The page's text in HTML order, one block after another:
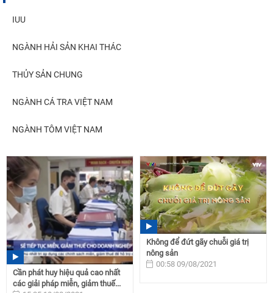
IUU
NGÀNH HẢI SẢN KHAI THÁC
THỦY SẢN CHUNG
NGÀNH CÁ TRA VIỆT NAM
NGÀNH TÔM VIỆT NAM
Cần phát huy hiệu quả cao nhất
các giải pháp miễn, giảm thuế...
Không để đứt gãy chuỗi giá trị
nông sản
00:58 09/08/2021